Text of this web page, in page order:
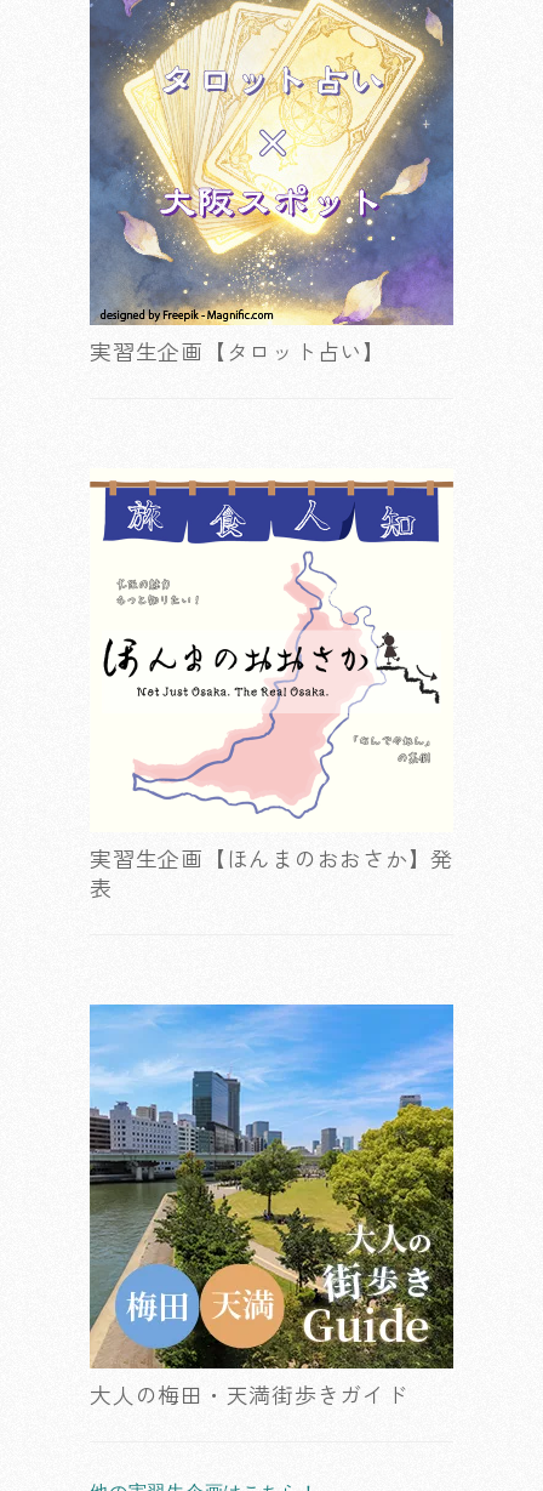
実習生企画【タロット占い】
実習生企画【ほんまのおおさか】発
表
大人の梅田・天満街歩きガイド